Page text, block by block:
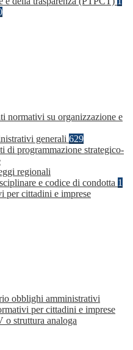
normativi su organizzazione e
generali 629
di programmazione strategico-
regionali
e codice di condotta 1
per cittadini e imprese
obblighi amministrativi
per cittadini e imprese
o struttura analoga